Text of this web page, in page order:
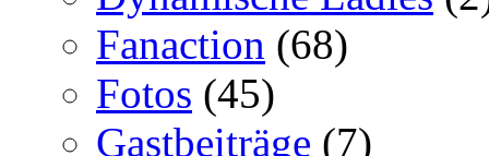
Fanaction (68)
Fotos (45)
Gastbeiträge (7)